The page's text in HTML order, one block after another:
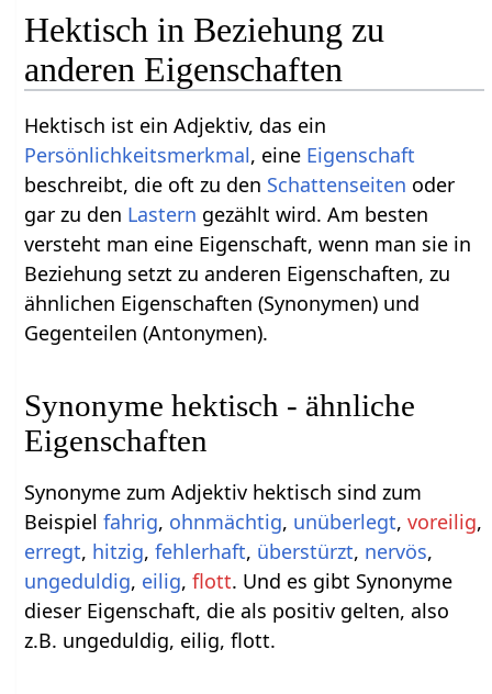
Hektisch in Beziehung zu
anderen Eigenschaften
Hektisch ist ein Adjektiv, das ein
Persönlichkeitsmerkmal, eine Eigenschaft
beschreibt, die oft zu den Schattenseiten oder
gar zu den Lastern gezählt wird. Am besten
versteht man eine Eigenschaft, wenn man sie in
Beziehung setzt zu anderen Eigenschaften, zu
ähnlichen Eigenschaften (Synonymen) und
Gegenteilen (Antonymen).
Synonyme hektisch - ähnliche
Eigenschaften
Synonyme zum Adjektiv hektisch sind zum
Beispielfahrig, ohnmächtig, unüberlegt,voreilig,
erregt, hitzig,fehlerhaft, überstürzt, nervös,
ungeduldig, eilig,flott. Und es gibt Synonyme
dieser Eigenschaft, die als positiv gelten, also
z.B. ungeduldig, eilig, flott.